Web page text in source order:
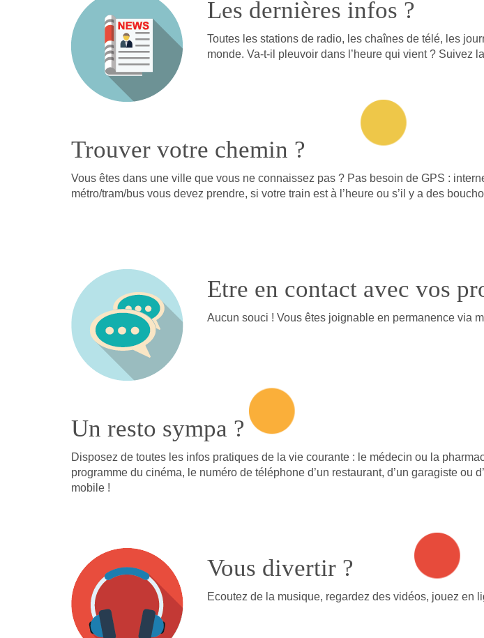
Les dernières infos ?
Toutes les stations de radio, les chaînes de télé, les
monde. Va-t-il pleuvoir dans l’heure qui vient ? Suivez
Trouver votre chemin ?
Vous êtes dans une ville que vous ne connaissez pas ? Pas besoin de GPS :
métro/tram/bus vous devez prendre, si votre train est à l’heure ou s’il y a des
Etre en contact avec vos
Aucun souci ! Vous êtes joignable en permanence via
Un resto sympa ?
Disposez de toutes les infos pratiques de la vie courante : le médecin ou la
programme du cinéma, le numéro de téléphone d’un restaurant, d’un garagiste ou
mobile !
Vous divertir ?
Ecoutez de la musique, regardez des vidéos, jouez en